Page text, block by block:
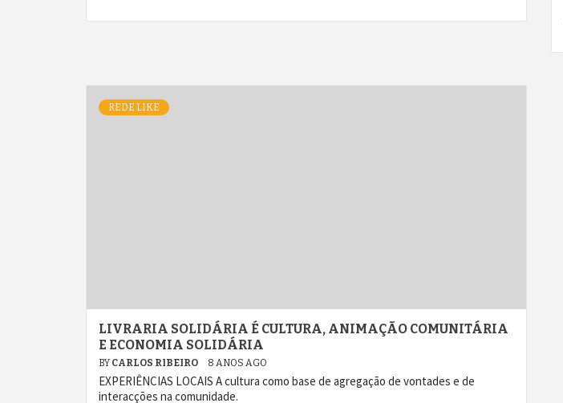
REDE LIKE
LIVRARIA SOLIDÁRIA É CULTURA, ANIMAÇÃO COMUNITÁRIA
E ECONOMIA SOLIDÁRIA
BY CARLOS RIBEIRO 8 ANOS AGO
EXPERIÊNCIAS LOCAIS A cultura como base de agregação de vontades e de
interacções na comunidade.